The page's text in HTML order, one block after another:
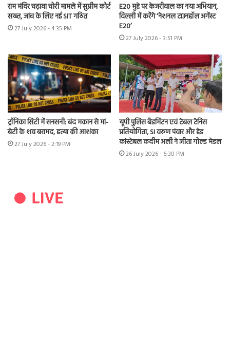
राम मंदिर चढ़ावा चोरी मामले में सुप्रीम कोर्ट
सख्त, जांच के लिए नई SIT गठित
27 July 2026 - 4:35 PM
E20 मुद्दे पर केजरीवाल का नया अभियान,
दिल्ली में करेंगे ‘नेशनल टाउनहॉल अगेंस्ट
E20’
27 July 2026 - 3:51 PM
ट्रॉनिका सिटी में सनसनी: बंद मकान से मां-
बेटी के शव बरामद, हत्या की आशंका
27 July 2026 - 2:19 PM
यूपी पुलिस बैडमिंटन एवं टेबल टेनिस
प्रतियोगिता, SI वरुण पंवार और हेड
कांस्टेबल कदीम अली ने जीता गोल्ड मेडल
26 July 2026 - 6:30 PM